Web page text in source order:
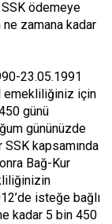
SSK ödemeye
zamana kadar
23.05.1991
emekliliğiniz için
günü
gününüzde
kapsamında
Bağ-Kur
isteğe bağlı
kadar 5 bin 450